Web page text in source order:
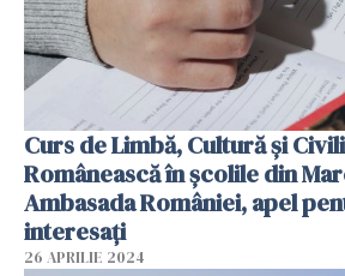
Curs de Limbă, Cultură și
Românească în școlile din
Ambasada României, apel
interesați
26 APRILIE 2024